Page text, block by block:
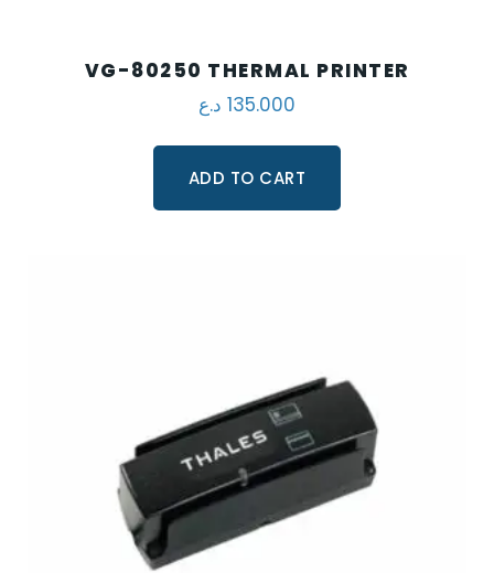
VG-80250 THERMAL PRINTER
135.000 د.ع
ADD TO CART